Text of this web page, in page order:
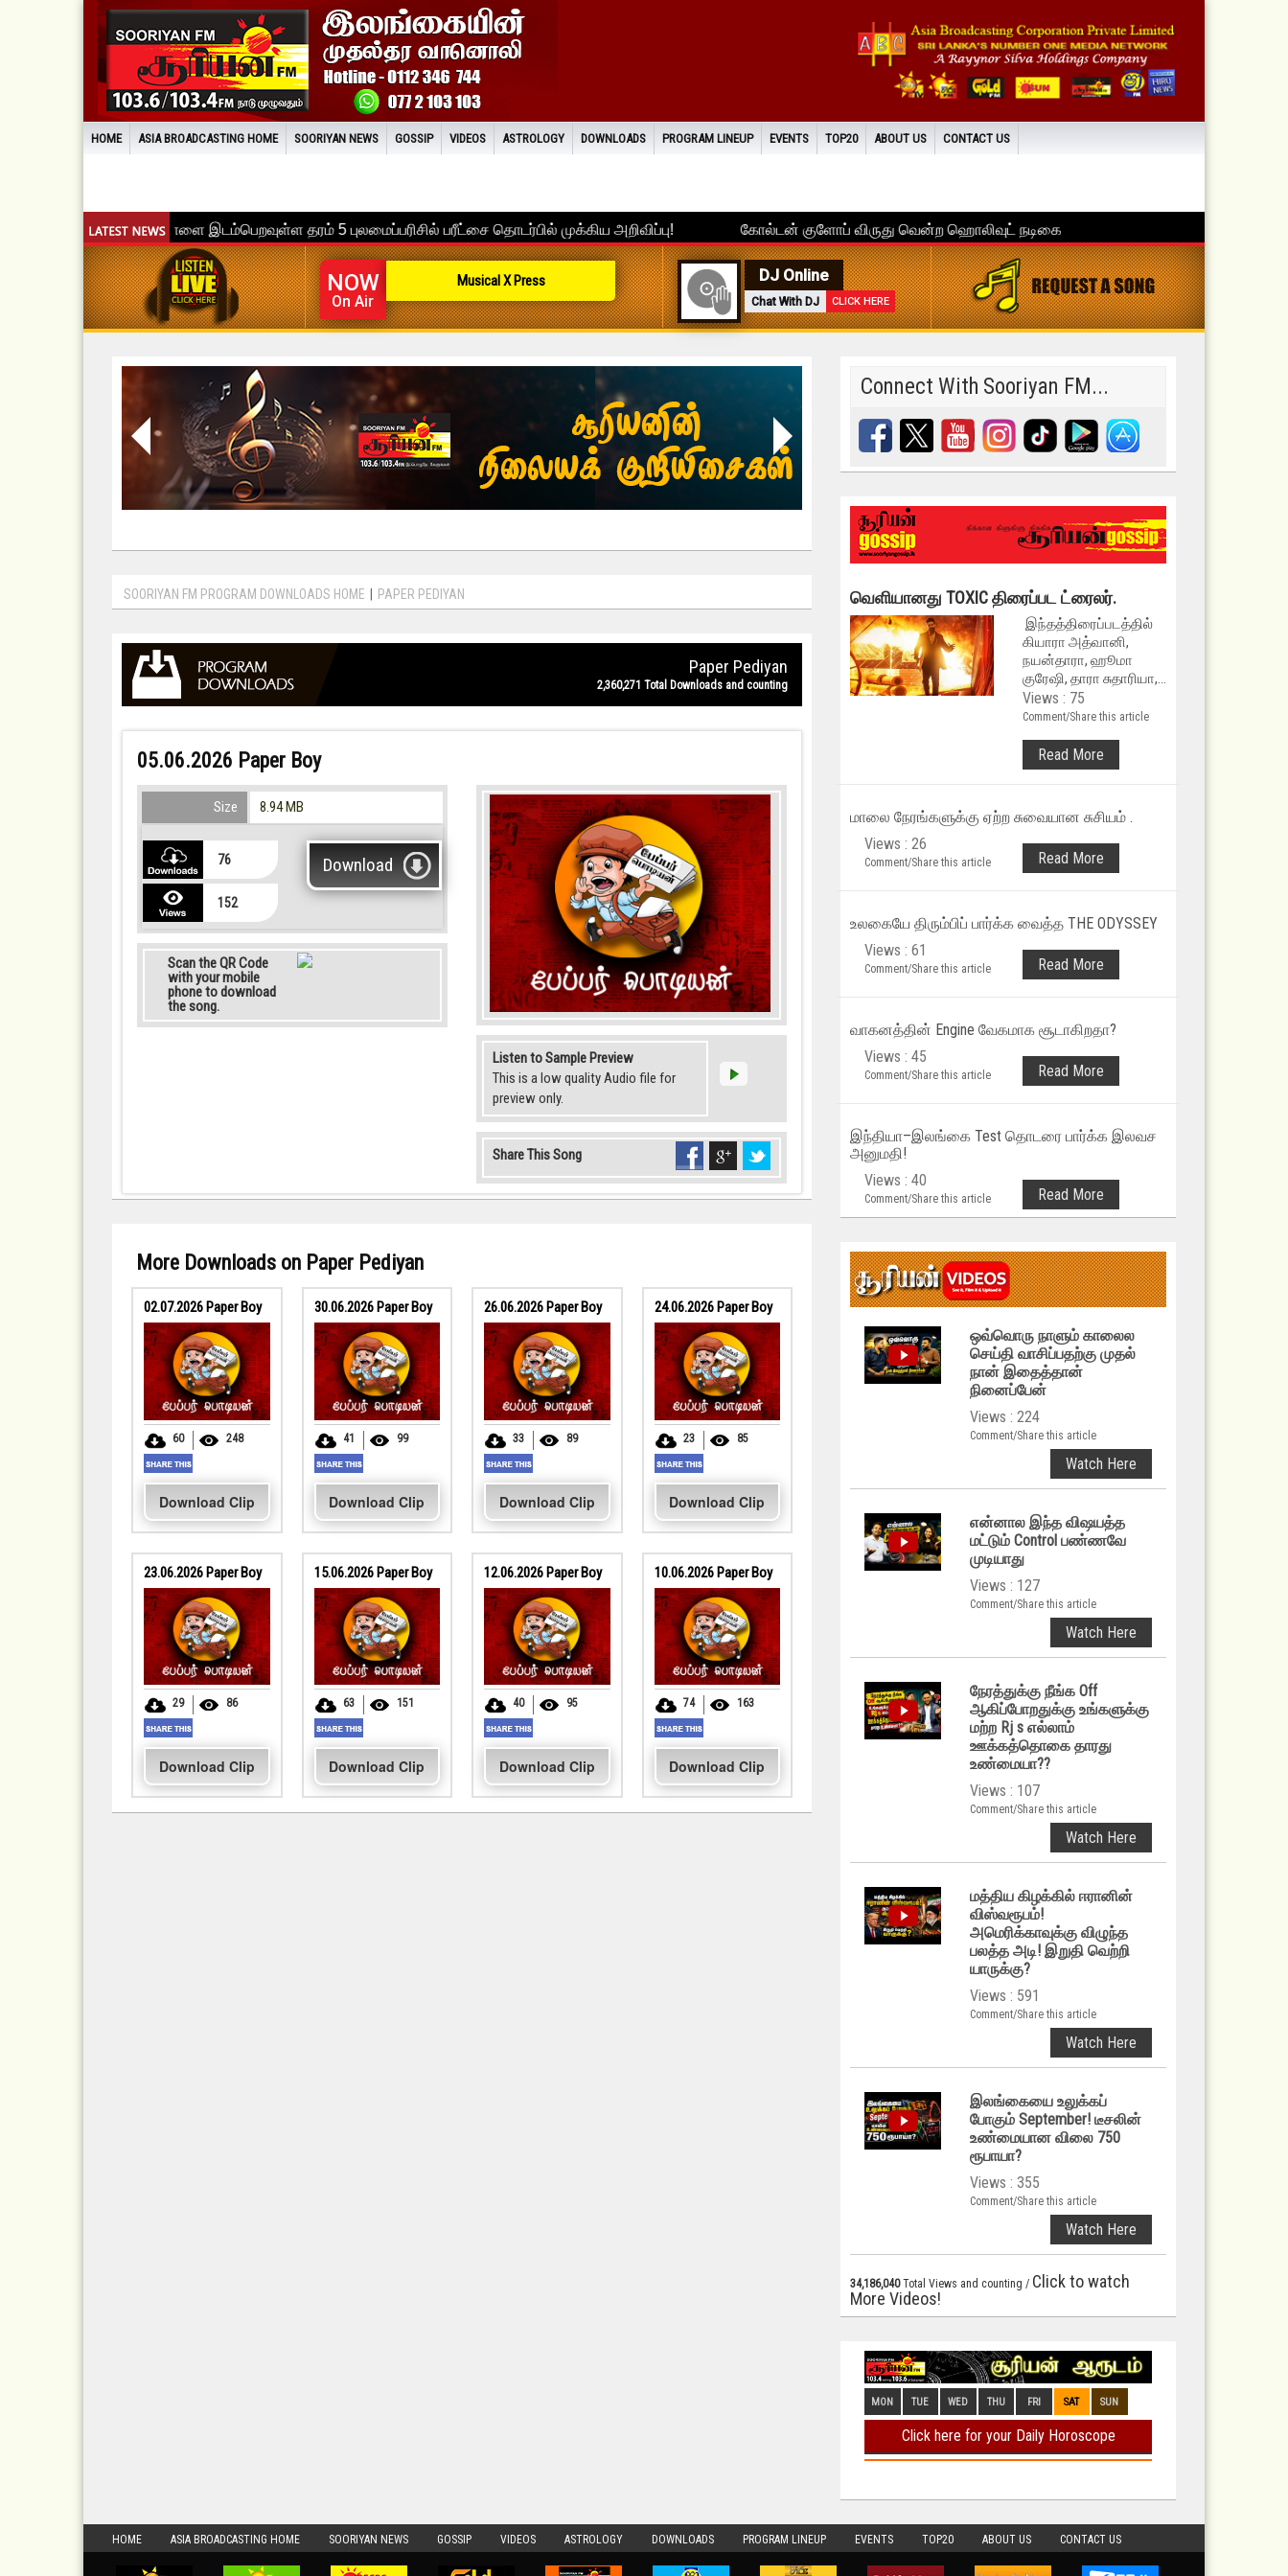
HOME ASIA BROADCASTING HOME SOORIYAN NEWS GOSSIP VIDEOS ASTROLOGY DOWNLOADS PROGRAM LINEUP EVENTS TOP20 ABOUT US CONTACT US
NOW
On Air
Musical X Press DJ Online
Chat With DJ CLICK HERE
SOORIYAN FM PROGRAM DOWNLOADS HOME PAPER PEDIYAN
Paper Pediyan
2,360,271 Total Downloads and counting
05.06.2026 Paper Boy
Listen to Sample Preview
This is a low quality Audio file for
preview only.
Share This Song
Size 8.94 MB
76
152
Download
Scan the QR Code
with your mobile
phone to download
the song.
More Downloads on Paper Pediyan
02.07.2026 Paper Boy
60 248
Download Clip
30.06.2026 Paper Boy
41 99
Download Clip
26.06.2026 Paper Boy
33 89
Download Clip
24.06.2026 Paper Boy
23 85
Download Clip
23.06.2026 Paper Boy
29 86
Download Clip
15.06.2026 Paper Boy
63 151
Download Clip
12.06.2026 Paper Boy
40 95
Download Clip
10.06.2026 Paper Boy
74 163
Download Clip
Connect With Sooriyan FM...
வெளியானது TOXIC திரைப்பட ட்ரைலர்.
இந்தத்திரைப்படத்தில்
கியாரா அத்வானி,
நயன்தாரா, ஹூமா
குரேஷி, தாரா சுதாரியா,...
Views : 75
Comment/Share this article
Read More
மாலை நேரங்களுக்கு ஏற்ற சுவையான சுசியம் .
Views : 26
Comment/Share this article Read More
உலகையே திரும்பிப் பார்க்க வைத்த THE ODYSSEY
Views : 61
Comment/Share this article Read More
வாகனத்தின் Engine வேகமாக சூடாகிறதா?
Views : 45
Comment/Share this article Read More
இந்தியா–இலங்கை Test தொடரை பார்க்க இலவச
அனுமதி!
Views : 40
Comment/Share this article Read More
ஒவ்வொரு நாளும் காலைல
செய்தி வாசிப்பதற்கு முதல்
நான் இதைத்தான்
நினைப்பேன்
Views : 224
Comment/Share this article
Watch Here
என்னால இந்த விஷயத்த
மட்டும் Control பண்ணவே
முடியாது
Views : 127
Comment/Share this article
Watch Here
நேரத்துக்கு நீங்க Off
ஆகிப்போறதுக்கு உங்களுக்கு
மற்ற Rj s எல்லாம்
ஊக்கத்தொகை தாரது
உண்மையா??
Views : 107
Comment/Share this article
Watch Here
மத்திய கிழக்கில் ஈரானின்
விஸ்வரூபம்!
அமெரிக்காவுக்கு விழுந்த
பலத்த அடி! இறுதி வெற்றி
யாருக்கு?
Views : 591
Comment/Share this article
Watch Here
இலங்கையை உலுக்கப்
போகும் September! டீசலின்
உண்மையான விலை 750
ரூபாயா?
Views : 355
Comment/Share this article
Watch Here
34,186,040Total Views and counting / Click to watch
More Videos!
HOME ASIA BROADCASTING HOME SOORIYAN NEWS GOSSIP VIDEOS ASTROLOGY DOWNLOADS PROGRAM LINEUP EVENTS TOP20 ABOUT US CONTACT US